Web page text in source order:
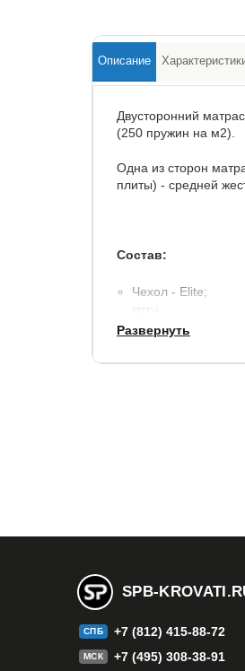
Описание
Двусторонний
(250 пружин на м2).
Одна из сторон
плиты) - средней
Состав:
Чехол - Elite;
ППУ;
Прокладочный
Развернуть
SPB-
СПБ +7 (812) 415-88-72
МСК +7 (495) 308-38-91